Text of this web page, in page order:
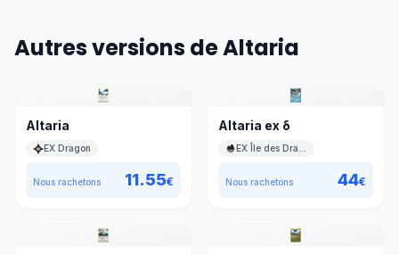
Autres versions de Altaria
Altaria
EX Dragon
Nous rachetons 11.55€
Altaria ex δ
Nous rachetons 44€